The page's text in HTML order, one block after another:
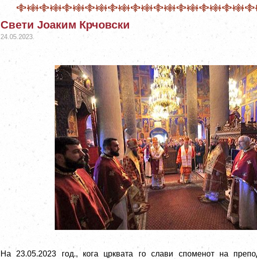
Свети Јоаким Крчовски
24.05.2023.
На 23.05.2023 год., кога црквата го слави споменот на